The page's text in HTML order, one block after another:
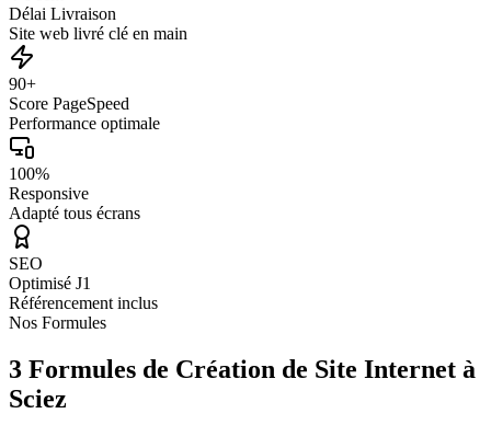
Délai Livraison
Site web livré clé en main
90+
Score PageSpeed
Performance optimale
100%
Responsive
Adapté tous écrans
SEO
Optimisé J1
Référencement inclus
Nos Formules
3 Formules de Création de Site Internet à
Sciez